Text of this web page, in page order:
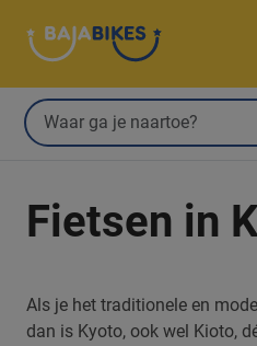
Fietsen in
Als je het traditionele en
dan is Kyoto, ook wel Kioto,